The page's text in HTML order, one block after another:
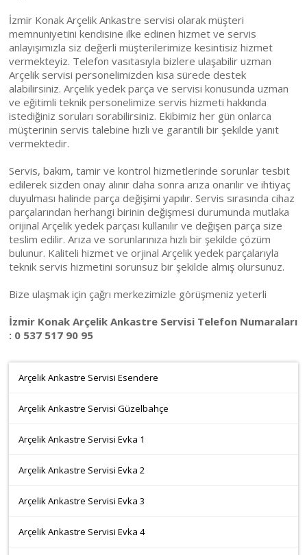
İzmir Konak Arçelik Ankastre servisi olarak müşteri
memnuniyetini kendisine ilke edinen hizmet ve servis
anlayışımızla siz değerli müşterilerimize kesintisiz hizmet
vermekteyiz. Telefon vasıtasıyla bizlere ulaşabilir uzman
Arçelik servisi personelimizden kısa sürede destek
alabilirsiniz. Arçelik yedek parça ve servisi konusunda uzman
ve eğitimli teknik personelimize servis hizmeti hakkında
istediğiniz soruları sorabilirsiniz. Ekibimiz her gün onlarca
müşterinin servis talebine hızlı ve garantili bir şekilde yanıt
vermektedir.
Servis, bakım, tamir ve kontrol hizmetlerinde sorunlar tesbit
edilerek sizden onay alınır daha sonra arıza onarılır ve ihtiyaç
duyulması halinde parça değişimi yapılır. Servis sırasında cihaz
parçalarından herhangi birinin değişmesi durumunda mutlaka
orijinal Arçelik yedek parçası kullanılır ve değişen parça size
teslim edilir. Arıza ve sorunlarınıza hızlı bir şekilde çözüm
bulunur. Kaliteli hizmet ve orjinal Arçelik yedek parçalarıyla
teknik servis hizmetini sorunsuz bir şekilde almış olursunuz.
Bize ulaşmak için çağrı merkezimizle görüşmeniz yeterli
İzmir Konak Arçelik Ankastre Servisi Telefon Numaraları
: 0 537 517 90 95
Arçelik Ankastre Servisi Esendere
Arçelik Ankastre Servisi Güzelbahçe
Arçelik Ankastre Servisi Evka 1
Arçelik Ankastre Servisi Evka 2
Arçelik Ankastre Servisi Evka 3
Arçelik Ankastre Servisi Evka 4